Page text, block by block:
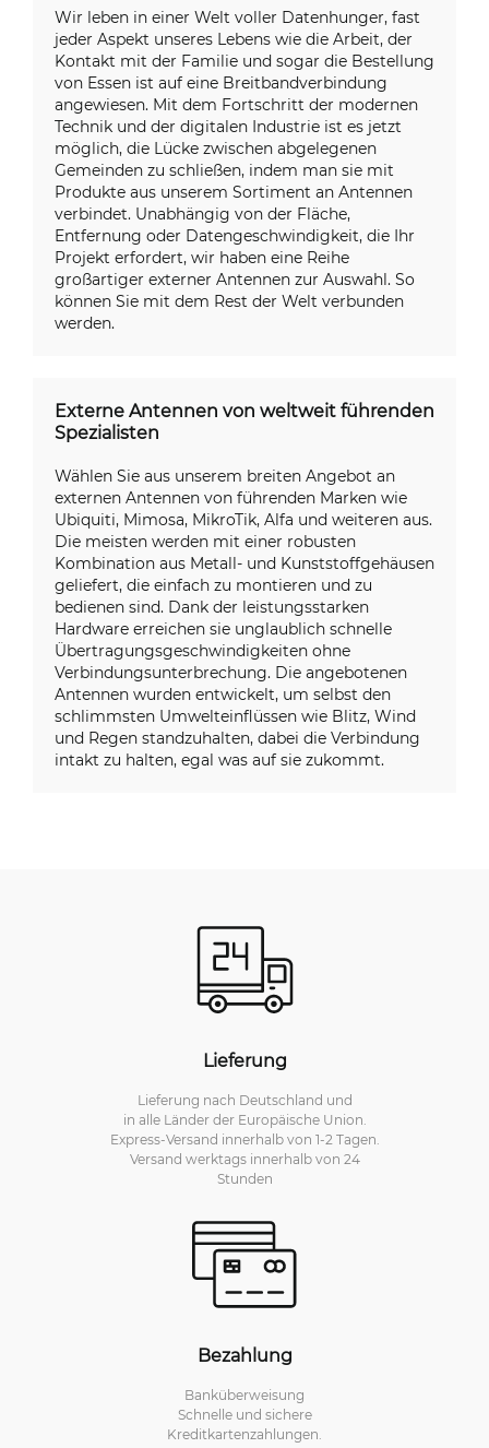
Wir leben in einer Welt voller Datenhunger, fast
jeder Aspekt unseres Lebens wie die Arbeit, der
Kontakt mit der Familie und sogar die Bestellung
von Essen ist auf eine Breitbandverbindung
angewiesen. Mit dem Fortschritt der modernen
Technik und der digitalen Industrie ist es jetzt
möglich, die Lücke zwischen abgelegenen
Gemeinden zu schließen, indem man sie mit
Produkte aus unserem Sortiment an Antennen
verbindet. Unabhängig von der Fläche,
Entfernung oder Datengeschwindigkeit, die Ihr
Projekt erfordert, wir haben eine Reihe
großartiger externer Antennen zur Auswahl. So
können Sie mit dem Rest der Welt verbunden
werden.
Externe Antennen von weltweit führenden
Spezialisten
Wählen Sie aus unserem breiten Angebot an
externen Antennen von führenden Marken wie
Ubiquiti, Mimosa, MikroTik, Alfa und weiteren aus.
Die meisten werden mit einer robusten
Kombination aus Metall- und Kunststoffgehäusen
geliefert, die einfach zu montieren und zu
bedienen sind. Dank der leistungsstarken
Hardware erreichen sie unglaublich schnelle
Übertragungsgeschwindigkeiten ohne
Verbindungsunterbrechung. Die angebotenen
Antennen wurden entwickelt, um selbst den
schlimmsten Umwelteinflüssen wie Blitz, Wind
und Regen standzuhalten, dabei die Verbindung
intakt zu halten, egal was auf sie zukommt.
Lieferung
Lieferung nach Deutschland und
in alle Länder der Europäische Union.
Express-Versand innerhalb von 1-2 Tagen.
Versand werktags innerhalb von 24
Stunden
Bezahlung
Banküberweisung
Schnelle und sichere
Kreditkartenzahlungen.